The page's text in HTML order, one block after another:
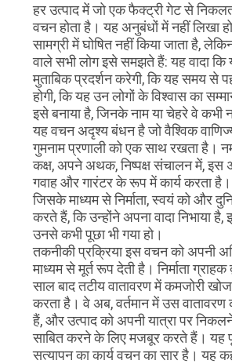
गोपनीयता
नीति
हर उत्पाद में जो एक फैक्ट्री गेट से
वचन होता है। यह अनुबंधों में नहीं लिखा
सामग्री में घोषित नहीं किया जाता है,
वाले सभी लोग इसे समझते हैं: यह वादा कि
मुताबिक प्रदर्शन करेगी, कि यह समय से
होगी, कि यह उन लोगों के विश्वास का
इसे बनाया है, जिनके नाम या चेहरे वे कभी
यह वचन अदृश्य बंधन है जो वैश्विक
गुमनाम प्रणाली को एक साथ रखता है।
कक्ष, अपने अथक, निष्पक्ष संचालन में,
गवाह और गारंटर के रूप में कार्य करता
जिसके माध्यम से निर्माता, स्वयं को और
करते हैं, कि उन्होंने अपना वादा निभाया
उनसे कभी पूछा भी गया हो।
तकनीकी प्रक्रिया इस वचन को अपनी
माध्यम से मूर्त रूप देती है। निर्माता ग्राहक
साल बाद तटीय वातावरण में कमजोरी
करता है। वे अब, वर्तमान में उस
हैं, और उत्पाद को अपनी यात्रा पर
साबित करने के लिए मजबूर करते हैं। यह
सत्यापन का कार्य वचन का सार है। यह